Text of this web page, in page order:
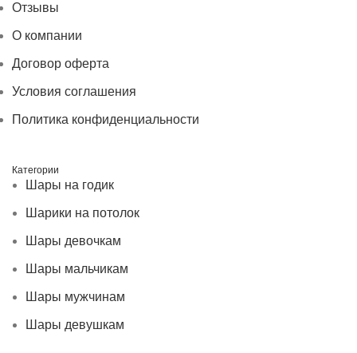
Отзывы
О компании
Договор оферта
Условия соглашения
Политика конфиденциальности
Категории
Шары на годик
Шарики на потолок
Шары девочкам
Шары мальчикам
Шары мужчинам
Шары девушкам